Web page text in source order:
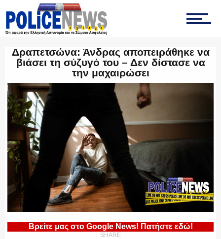
ΤΡΟΧΑΙΑ
ΟΜΑΔΑ “Ζ”
ΕΚΑΜ
ΥΑΤ/ΥΜΕΤ
Δραπετσώνα: Άνδρας αποπειράθηκε να
βιάσει τη σύζυγό του – Δεν δίστασε να
την μαχαιρώσει
Βρείτε μας στο Google News! Πατήστε εδώ!
SHARE